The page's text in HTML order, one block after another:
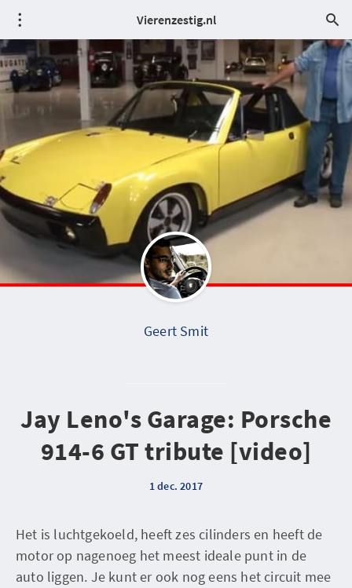
Vierenzestig.nl
Geert Smit
Jay Leno's Garage: Porsche
914-6 GT tribute [video]
1 dec. 2017
Het is luchtgekoeld, heeft zes cilinders en heeft de
motor op nagenoeg het meest ideale punt in de
auto liggen. Je kunt er ook nog eens het circuit mee